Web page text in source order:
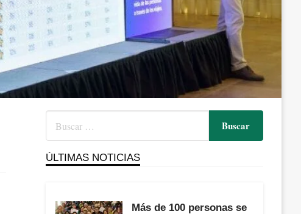
ÚLTIMAS NOTICIAS
Más de 100 personas se